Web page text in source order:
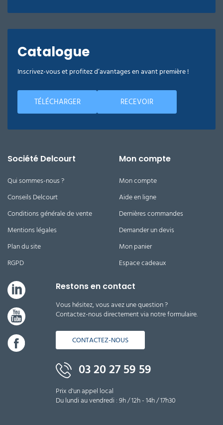
Catalogue
Inscrivez-vous et profitez d’avantages en avant première !
TÉLÉCHARGER RECEVOIR
Société Delcourt
Qui sommes-nous ?
Conseils Delcourt
Conditions générale de vente
Mentions légales
Plan du site
RGPD
Mon compte
Mon compte
Aide en ligne
Dernières commandes
Demander un devis
Mon panier
Espace cadeaux
Restons en contact
Vous hésitez, vous avez une question ?
Contactez-nous directement via notre formulaire.
CONTACTEZ-NOUS
03 20 27 59 59
Prix d'un appel local
Du lundi au vendredi : 9h / 12h - 14h / 17h30